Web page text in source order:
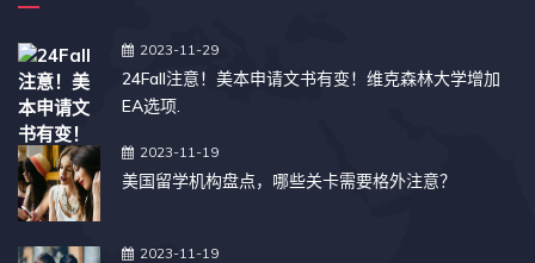
2023-11-29
24Fall注意！美本申请文书有变！维克森林大学增加
EA选项.
2023-11-19
美国留学机构盘点，哪些关卡需要格外注意？
2023-11-19